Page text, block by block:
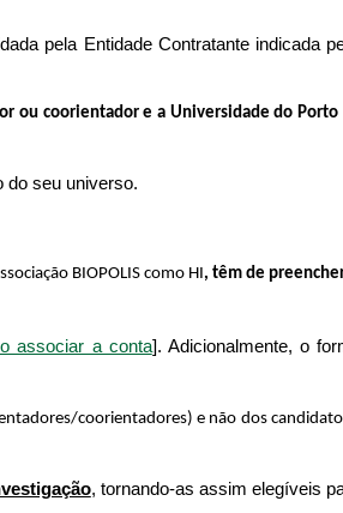
pela Entidade Contratante indicada
ou coorientador e a Universidade do
do seu universo.
BIOPOLIS como HI, têm de
associar a conta]. Adicionalmente, o
coorientadores) e não dos
, tornando-as assim elegíveis